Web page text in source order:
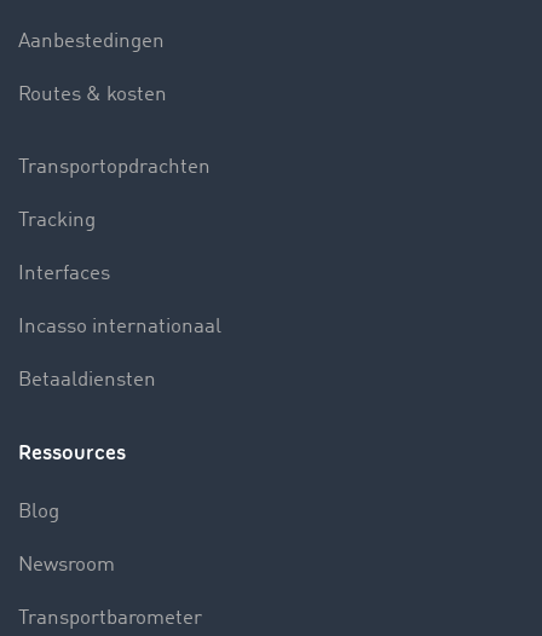
Aanbestedingen
Routes & kosten
Transportopdrachten
Tracking
Interfaces
Incasso internationaal
Betaaldiensten
Ressources
Blog
Newsroom
Transportbarometer